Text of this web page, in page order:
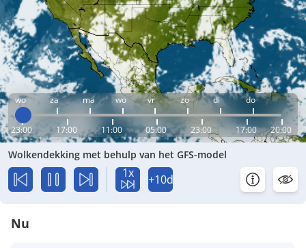
wo za ma wo vr zo di do
23:00 17:00 11:00 05:00 23:00 17:00 20:00
Wolkendekking met behulp van het GFS-model
1x +10d
Nu